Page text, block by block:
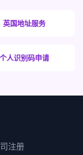
英国地址服务
个人识别码申请
注册